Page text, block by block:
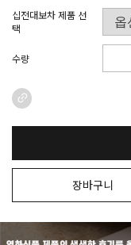
십전대보차 제품 선
택
수량
장바구니